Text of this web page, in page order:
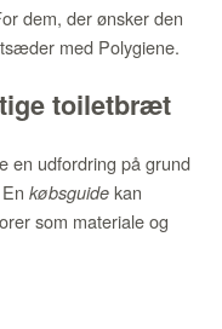
dem, der ønsker den
med Polygiene.
toiletbræt
en udfordring på grund
købsguide kan
som materiale og